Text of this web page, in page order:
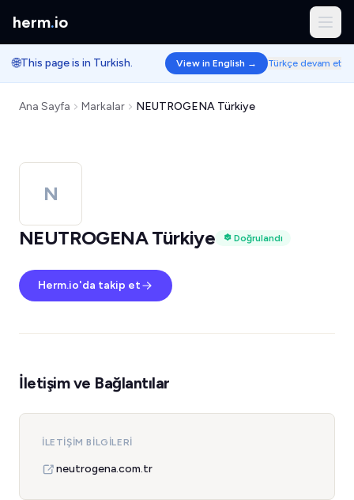
herm.io
🌐This page is in Turkish. View in English → Türkçe devam et
Ana Sayfa Markalar NEUTROGENA Türkiye
N
NEUTROGENA Türkiye
Doğrulandı
Herm.io'da takip et
İletişim ve Bağlantılar
İLETIŞIM BILGILERI
neutrogena.com.tr